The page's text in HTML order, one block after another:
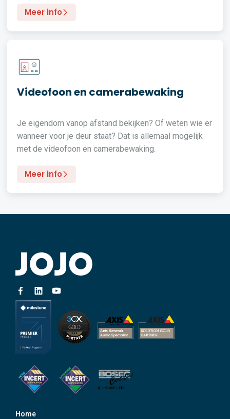
Meer info
Videofoon en camerabewaking
Je eigendom vanop afstand bekijken? Of weten wie er
wanneer voor je deur staat? Dat is allemaal mogelijk
met de videofoon en camerabewaking.
Meer info
Home